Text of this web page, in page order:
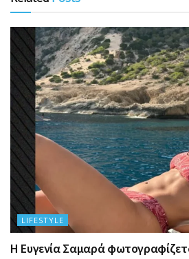
LIFESTYLE
Η Ευγενία Σαμαρά